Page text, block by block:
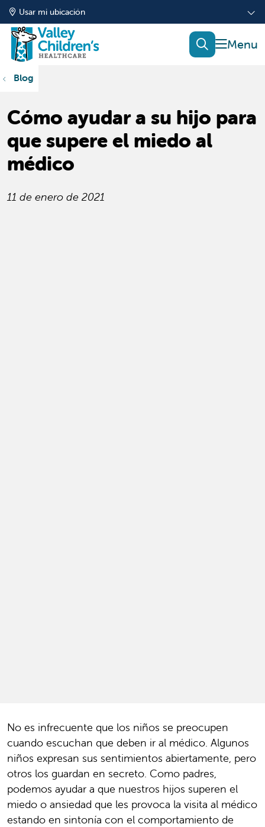
Usar mi ubicación
mostrar
buscar
Blog
Cómo ayudar a su hijo para
que supere el miedo al
médico
11 de enero de 2021
No es infrecuente que los niños se preocupen
cuando escuchan que deben ir al médico. Algunos
niños expresan sus sentimientos abiertamente, pero
otros los guardan en secreto. Como padres,
podemos ayudar a que nuestros hijos superen el
miedo o ansiedad que les provoca la visita al médico
estando en sintonía con el comportamiento de